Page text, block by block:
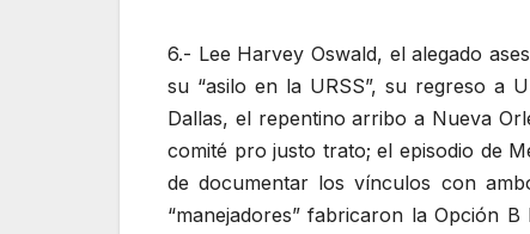
6.- Lee Harvey Oswald, el alegado
su “asilo en la URSS”, su regreso a
Dallas, el repentino arribo a Nueva
comité pro justo trato; el episodio de
de documentar los vínculos con
“manejadores” fabricaron la Opción